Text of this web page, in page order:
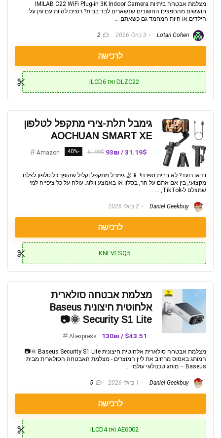
מצלמת אבטחה ביתיות IMILAB C22 WiFi Plug-in 3K Indoor Camera
חוששים מהחפצים החשובים שנשארים לבד בבית? רוצים להיות עם עין על
הילדים או חיות המחמד גם כשאתם ...
3 ביולי 2026 2
לרכישה
DLZC22 ואז ILCD6
גימבל תלת-צירי מתקפל לטלפון
AOCHUAN SMART XE
31.19$ / 93₪
51.99$
-40%
Amazon
וידאו רועד? לא בבית ספרנו! 📱🤳 גימבל מתקפל וקליל שהופך כל טלפון לצלם
מקצועי, בין אם אתם על הר, בסלון או באמצע וולוג. עולה על כל ציפייה למי
שמצלם ל-TikTok, ...
2 ביולי 2026
לרכישה
KNFVESQ5
מצלמת אבטחה סולארית
אלחוטית חיצונית Baseus
Security S1 Lite 🌞📷
$43.51 / 130₪
Aliexpress
מצלמת אבטחה סולארית אלחוטית חיצונית Baseus Security S1 Lite 🌞📷
המותג באסוס מרחיב את ליין המוצרים - מצלמת האבטחה הסולארית מבית
Baseus – מותג טכנולוגי עולמי ...
1 ביולי 2026 5
לרכישה
AE6002 ואז ILCD4